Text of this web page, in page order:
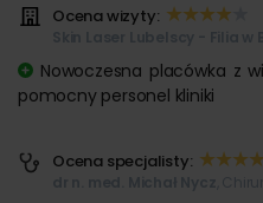
Ocena wizyty:
Nowoczesna placówka z
pomocny personel kliniki
Ocena specjalisty: